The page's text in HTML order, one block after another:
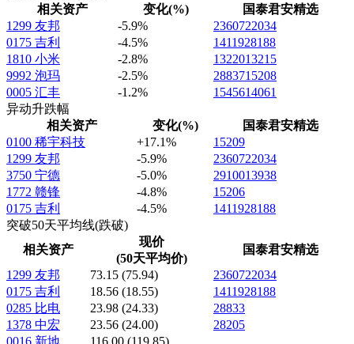
相关资产
变化(%)
国泰君安精选
1299 友邦 -5.9% 2360722034
0175 吉利 -4.5% 1411928188
1810 小米 -2.8% 1322013215
9992 泡玛 -2.5% 2883715208
0005 汇丰 -1.2% 1545614061
异动升跌幅
相关资产
变化(%)
国泰君安精选
0100 稀宇科技 +17.1%
15209
1299 友邦 -5.9% 2360722034
3750 宁德 -5.0% 2910013938
1772 赣锋 -4.8%
15206
0175 吉利 -4.5% 1411928188
突破50天平均线(跌破)
相关资产
现价
(50天平均价)
国泰君安精选
1299 友邦 73.15 (75.94) 2360722034
0175 吉利 18.56 (18.55) 1411928188
0285 比电 23.98 (24.33)
28833
1378 中宏 23.56 (24.00)
28205
0016 新地 116.00 (119.85)